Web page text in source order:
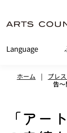
Language
ホーム | プレ
告
「アー